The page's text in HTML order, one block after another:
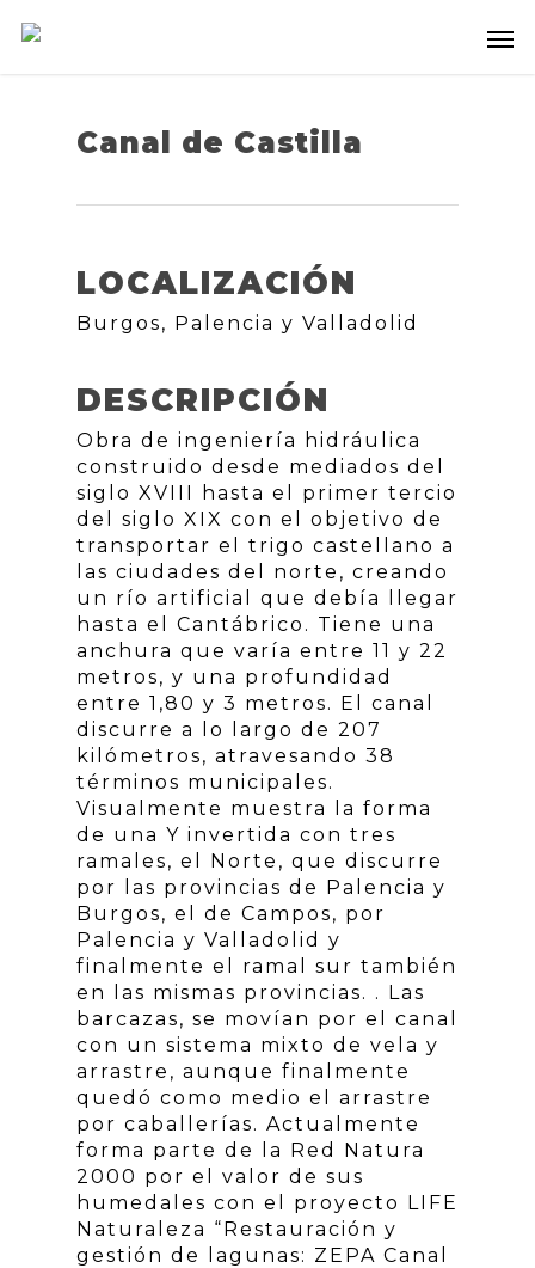
Canal de Castilla
LOCALIZACIÓN
Burgos, Palencia y Valladolid
DESCRIPCIÓN
Obra de ingeniería hidráulica
construido desde mediados del
siglo XVIII hasta el primer tercio
del siglo XIX con el objetivo de
transportar el trigo castellano a
las ciudades del norte, creando
un río artificial que debía llegar
hasta el Cantábrico. Tiene una
anchura que varía entre 11 y 22
metros, y una profundidad
entre 1,80 y 3 metros. El canal
discurre a lo largo de 207
kilómetros, atravesando 38
términos municipales.
Visualmente muestra la forma
de una Y invertida con tres
ramales, el Norte, que discurre
por las provincias de Palencia y
Burgos, el de Campos, por
Palencia y Valladolid y
finalmente el ramal sur también
en las mismas provincias. . Las
barcazas, se movían por el canal
con un sistema mixto de vela y
arrastre, aunque finalmente
quedó como medio el arrastre
por caballerías. Actualmente
forma parte de la Red Natura
2000 por el valor de sus
humedales con el proyecto LIFE
Naturaleza “Restauración y
gestión de lagunas: ZEPA Canal